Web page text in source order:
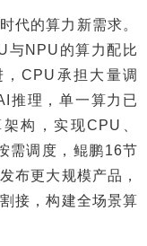
的算力新需求。
与NPU的算力配比
CPU承担大量调
推理，单一算力已
构，实现CPU、
需调度，鲲鹏16节
布更大规模产品，
接，构建全场景算